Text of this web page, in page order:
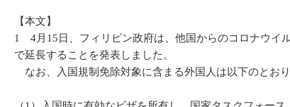
【本文】
1 4月15日、フィリピン政府は、他国からのコロナウイ
で延長することを発表しました。
なお、入国規制免除対象に含まる外国人は以下のとおり